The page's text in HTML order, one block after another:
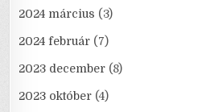
2024 március (3)
2024 február (7)
2023 december (8)
2023 október (4)